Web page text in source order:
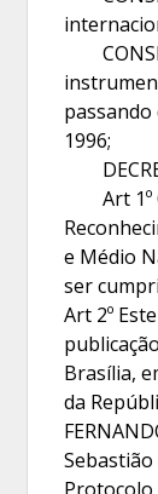
1996;
Art 1º
e Médio
ser
Art 2º
Brasília,
da